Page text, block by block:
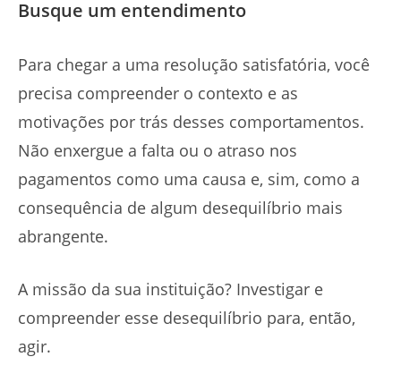
Busque um entendimento
Para chegar a uma resolução satisfatória, você
precisa compreender o contexto e as
motivações por trás desses comportamentos.
Não enxergue a falta ou o atraso nos
pagamentos como uma causa e, sim, como a
consequência de algum desequilíbrio mais
abrangente.
A missão da sua instituição? Investigar e
compreender esse desequilíbrio para, então,
agir.